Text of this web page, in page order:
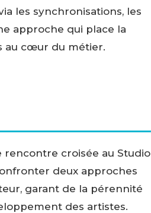
les synchronisations, les
approche qui place la
au cœur du métier.
rencontre croisée au Studio
deux approches
garant de la pérennité
des artistes.